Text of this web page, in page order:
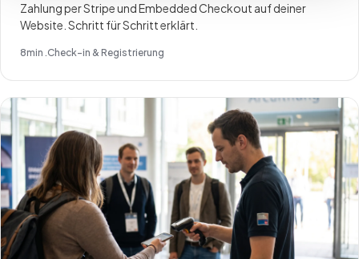
Zahlung per Stripe und Embedded Checkout auf deiner
Website. Schritt für Schritt erklärt.
8min .Check-in & Registrierung